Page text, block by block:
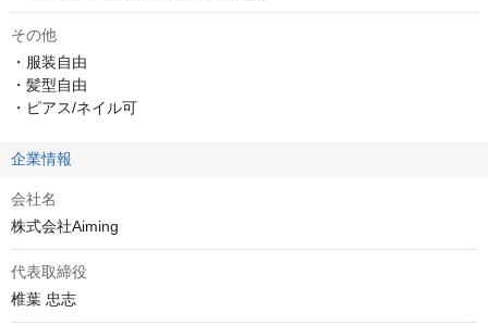
その他
・服装自由
・髪型自由
・ピアス/ネイル可
企業情報
会社名
株式会社Aiming
代表取締役
椎葉 忠志